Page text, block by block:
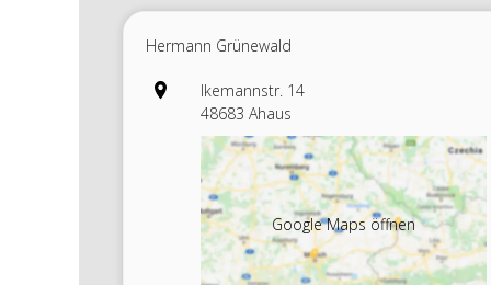
Hermann Grünewald
Ikemannstr. 14
48683 Ahaus
Google Maps öffnen